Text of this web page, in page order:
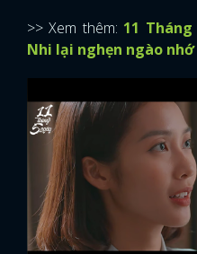
>> Xem thêm: 11
Nhi lại nghẹn ngào